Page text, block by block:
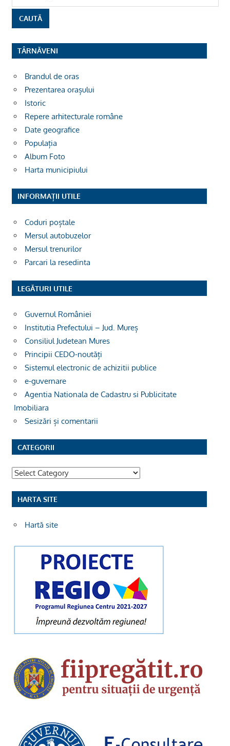
TÂRNĂVENI
Brandul de oras
Prezentarea orașului
Istoric
Repere arhitecturale române
Date geografice
Populația
Album Foto
Harta municipiului
INFORMAȚII UTILE
Coduri poștale
Mersul autobuzelor
Mersul trenurilor
Parcari la resedinta
LEGĂTURI UTILE
Guvernul României
Institutia Prefectului – Jud. Mureș
Consiliul Judetean Mures
Principii CEDO-noutăți
Sistemul electronic de achizitii publice
e-guvernare
Agentia Nationala de Cadastru si Publicitate
Imobiliara
Sesizări și comentarii
CATEGORII
Categorii
HARTA SITE
Hartă site